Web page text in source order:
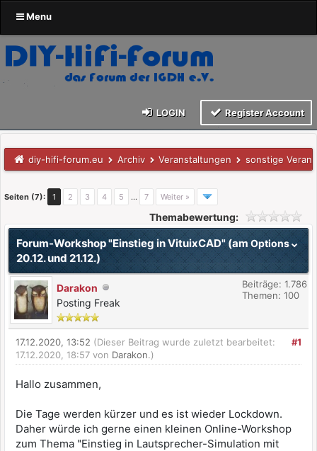
Menu
LOGIN Register Account
diy-hifi-forum.eu Archiv Veranstaltungen sonstige
Seiten (7): 1 2 3 4 5 … 7 Weiter »
Themabewertung:
Options
Forum-Workshop "Einstieg in VituixCAD" (am
20.12. und 21.12.)
Darakon
Posting Freak
Beiträge: 1.786
Themen: 100
#1
17.12.2020, 13:52 (Dieser Beitrag wurde zuletzt bearbeitet:
17.12.2020, 18:57 von Darakon.)
Hallo zusammen,
Die Tage werden kürzer und es ist wieder Lockdown.
Daher würde ich gerne einen kleinen Online-Workshop
zum Thema "Einstieg in Lautsprecher-Simulation mit